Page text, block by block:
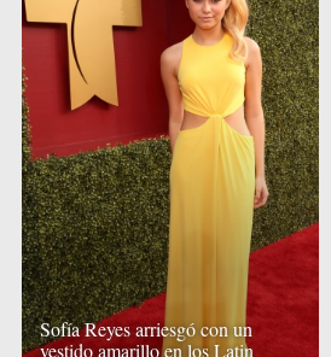
Sofía Reyes arriesgó con un
vestido amarillo en los Latin